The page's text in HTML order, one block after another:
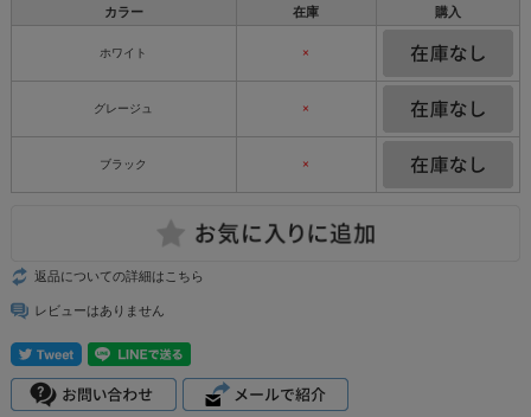
カラー 在庫 購入
ホワイト ×
グレージュ ×
ブラック ×
返品についての詳細はこちら
レビューはありません